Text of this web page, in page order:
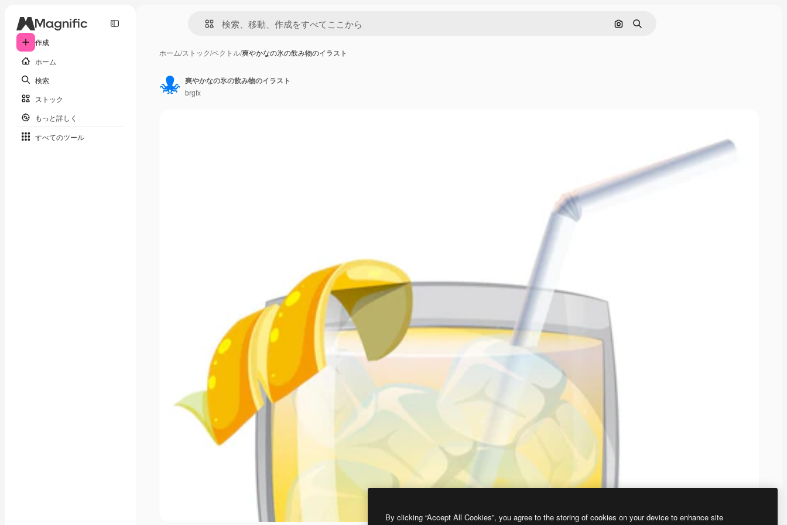
作成
ホーム
検索
ストック
もっと詳しく
すべてのツール
画像で検索
検索
ホーム/ストック/ベクトル/爽やかなの氷の飲み物のイラスト
爽やかなの氷の飲み物のイラスト
brgfx
By clicking “Accept All Cookies”, you agree to the storing of cookies on your device to enhance site